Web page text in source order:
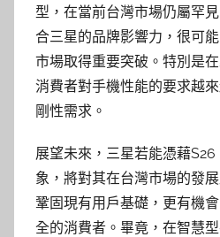
型，在當前台灣市場仍屬罕
合三星的品牌影響力，很可
市場取得重要突破。特別是
消費者對手機性能的要求越
剛性需求。
展望未來，三星若能憑藉
象，將對其在台灣市場的發
鞏固現有用戶基礎，更有機
全的消費者。畢竟，在智慧